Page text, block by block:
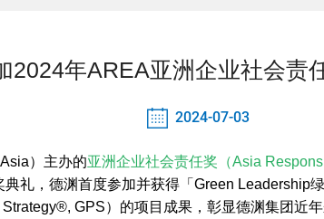
2024年AREA亚洲企业社会责
2024-07-03
）主办的亚洲企业社会责任奖（Asia
礼，德渊首度参加并获得「Green Leadership
GPS）的项目成果，彰显德渊集团近